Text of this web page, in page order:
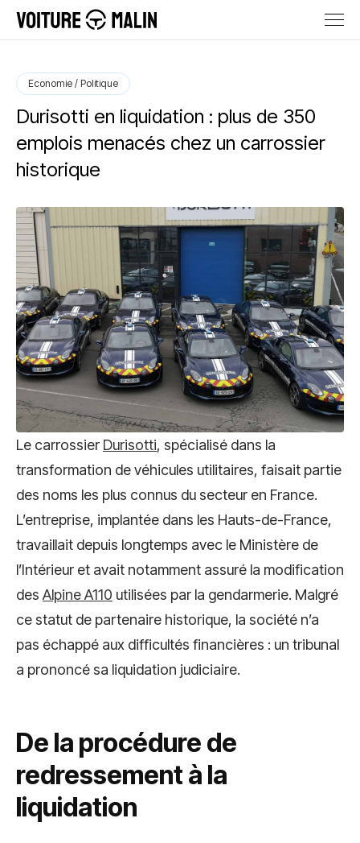
Economie / Politique
Durisotti en liquidation : plus de 350
emplois menacés chez un carrossier
historique
Le carrossier Durisotti, spécialisé dans la
transformation de véhicules utilitaires, faisait partie
des noms les plus connus du secteur en France.
L’entreprise, implantée dans les Hauts-de-France,
travaillait depuis longtemps avec le Ministère de
l’Intérieur et avait notamment assuré la modification
des Alpine A110 utilisées par la gendarmerie. Malgré
ce statut de partenaire historique, la société n’a
pas échappé aux difficultés financières : un tribunal
a prononcé sa liquidation judiciaire.
De la procédure de
redressement à la
liquidation